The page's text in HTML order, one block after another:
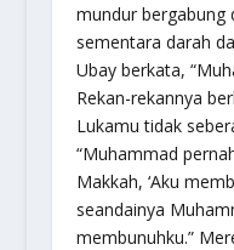
mundur bergabung
sementara darah
Ubay berkata,
Rekan-rekannya
Lukamu tidak
“Muhammad
Makkah, ‘Aku
seandainya
membunuhku.”